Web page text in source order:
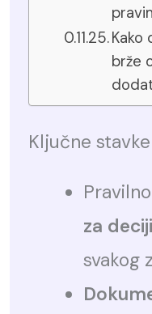
Kako
brže
Ključne stavke
za
svakog